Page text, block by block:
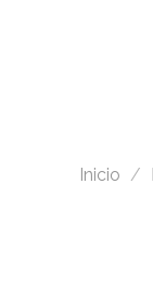
Inicio /